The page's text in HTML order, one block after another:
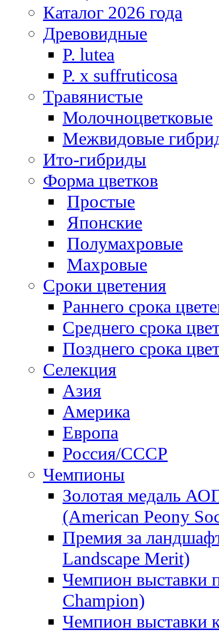
Каталог 2026 года
Древовидные
P. lutea
P. х suffruticosa
Травянистые
Молочноцветковые
Межвидовые
Ито-гибриды
Форма цветков
Простые
Японские
Полумахровые
Махровые
Сроки цветения
Раннего срока
Среднего срока
Позднего срока
Селекция
Азия
Америка
Европа
Россия/СССР
Чемпионы
Золотая медаль
(American Peony
Премия за
Landscape Merit)
Чемпион выставки
Champion)
Чемпион выставки